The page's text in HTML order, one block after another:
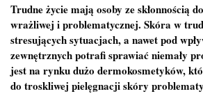
Trudne życie mają osoby ze skłonnością
wrażliwej i problematycznej. Skóra w
stresujących sytuacjach, a nawet pod
zewnętrznych potrafi sprawiać niemały
jest na rynku dużo dermokosmetyków,
do troskliwej pielęgnacji skóry